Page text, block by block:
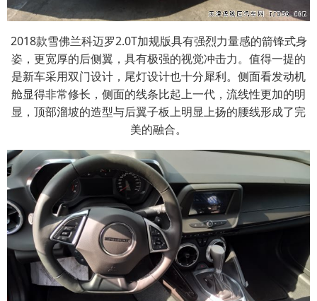
2018款雪佛兰科迈罗2.0T加规版具有强烈力量感的箭锋式身
姿，更宽厚的后侧翼，具有极强的视觉冲击力。值得一提的
是新车采用双门设计，尾灯设计也十分犀利。侧面看发动机
舱显得非常修长，侧面的线条比起上一代，流线性更加的明
显，顶部溜坡的造型与后翼子板上明显上扬的腰线形成了完
美的融合。